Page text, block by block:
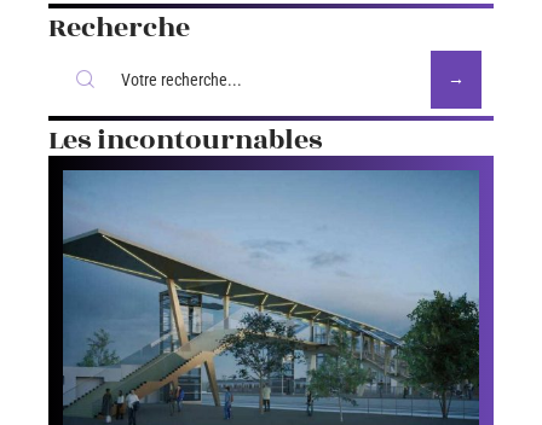
Recherche
Les incontournables